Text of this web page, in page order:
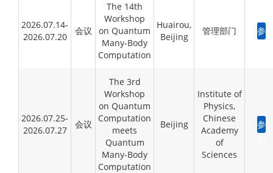
2026.07.14-
2026.07.20
会议
The 14th
Workshop
on Quantum
Many-Body
Computation
Huairou,
Beijing
管理部门
参
2026.07.25-
2026.07.27
会议
The 3rd
Workshop
on Quantum
Computation
meets
Quantum
Many-Body
Computation
Beijing
Institute of
Physics,
Chinese
Academy
of
Sciences
参